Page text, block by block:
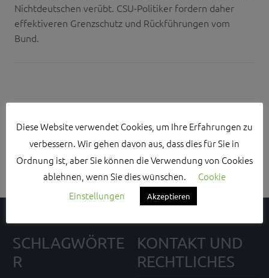
Nichtdeutschen verübt. CSU-Politiker fordern daher
effektiveren Grenzschutz und Rückführungen vom
Bund.
Search Sidebar Widget Area
Please login and add some widgets to this widget area.
SCHLAGWÖRTE
R
KONTAKT UND
RECHTLICHES
Diese Website verwendet Cookies, um Ihre Erfahrungen zu
verbessern. Wir gehen davon aus, dass dies für Sie in
Ordnung ist, aber Sie können die Verwendung von Cookies
ablehnen, wenn Sie dies wünschen.
Cookie
Einstellungen
Akzeptieren